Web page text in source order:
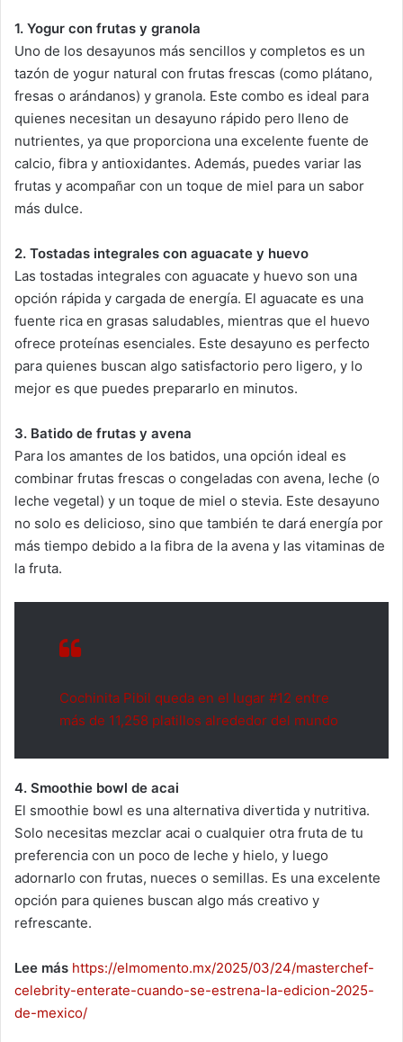
1. Yogur con frutas y granola
Uno de los desayunos más sencillos y completos es un
tazón de yogur natural con frutas frescas (como plátano,
fresas o arándanos) y granola. Este combo es ideal para
quienes necesitan un desayuno rápido pero lleno de
nutrientes, ya que proporciona una excelente fuente de
calcio, fibra y antioxidantes. Además, puedes variar las
frutas y acompañar con un toque de miel para un sabor
más dulce.
2. Tostadas integrales con aguacate y huevo
Las tostadas integrales con aguacate y huevo son una
opción rápida y cargada de energía. El aguacate es una
fuente rica en grasas saludables, mientras que el huevo
ofrece proteínas esenciales. Este desayuno es perfecto
para quienes buscan algo satisfactorio pero ligero, y lo
mejor es que puedes prepararlo en minutos.
3. Batido de frutas y avena
Para los amantes de los batidos, una opción ideal es
combinar frutas frescas o congeladas con avena, leche (o
leche vegetal) y un toque de miel o stevia. Este desayuno
no solo es delicioso, sino que también te dará energía por
más tiempo debido a la fibra de la avena y las vitaminas de
la fruta.
Cochinita Pibil queda en el lugar #12 entre
más de 11,258 platillos alrededor del mundo
4. Smoothie bowl de acai
El smoothie bowl es una alternativa divertida y nutritiva.
Solo necesitas mezclar acai o cualquier otra fruta de tu
preferencia con un poco de leche y hielo, y luego
adornarlo con frutas, nueces o semillas. Es una excelente
opción para quienes buscan algo más creativo y
refrescante.
Lee más https://elmomento.mx/2025/03/24/masterchef-
celebrity-enterate-cuando-se-estrena-la-edicion-2025-
de-mexico/